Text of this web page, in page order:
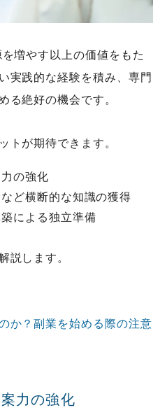
増やす以上の価値をもた
実践的な経験を積み、専門
る絶好の機会です。
トが期待できます。
の強化
ど横断的な知識の獲得
による独立準備
説します。
か？副業を始める際の注意
力の強化